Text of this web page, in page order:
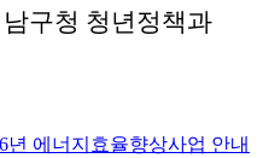
구청 청년정책과
년 에너지효율향상사업 안내